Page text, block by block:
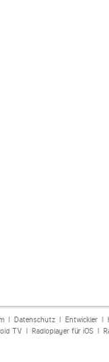
| Datenschutz| Entwickler|
TV| Radioplayer für iOS|